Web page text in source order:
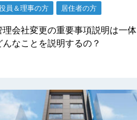
員＆理事の方 居住者の方
理会社変更の重要事項説明は一体
んなことを説明するの？